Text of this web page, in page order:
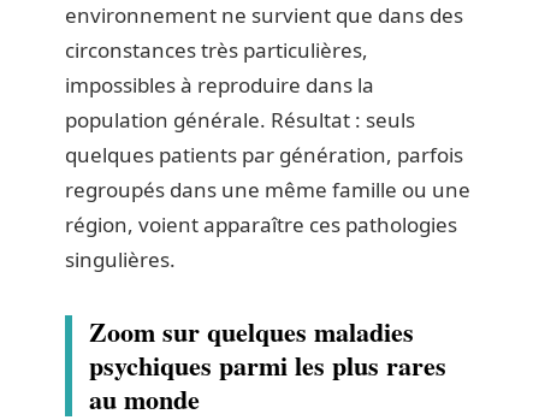
environnement ne survient que dans des
circonstances très particulières,
impossibles à reproduire dans la
population générale. Résultat : seuls
quelques patients par génération, parfois
regroupés dans une même famille ou une
région, voient apparaître ces pathologies
singulières.
Zoom sur quelques maladies
psychiques parmi les plus rares
au monde